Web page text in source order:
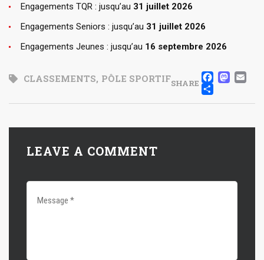
Engagements TQR : jusqu’au 31 juillet 2026
Engagements Seniors : jusqu’au 31 juillet 2026
Engagements Jeunes : jusqu’au 16 septembre 2026
CLASSEMENTS, PÔLE SPORTIFSHARE
LEAVE A COMMENT